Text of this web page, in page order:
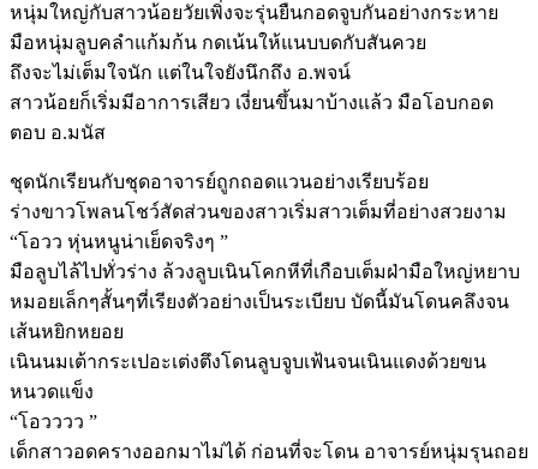
หนุ่มใหญ่กับสาวน้อยวัยเพิ่งจะรุ่นยืนกอดจูบกันอย่างกระหาย
มือหนุ่มลูบคลำแก้มก้น กดเน้นให้แนบบดกับสันควย
ถึงจะไม่เต็มใจนัก แต่ในใจยังนึกถึง อ.พจน์
สาวน้อยก็เริ่มมีอาการเสียว เงี่ยนขึ้นมาบ้างแล้ว มือโอบกอด
ตอบ อ.มนัส
ชุดนักเรียนกับชุดอาจารย์ถูกถอดแวนอย่างเรียบร้อย
ร่างขาวโพลนโชว์สัดส่วนของสาวเริ่มสาวเต็มที่อย่างสวยงาม
“โอวว หุ่นหนูน่าเย็ดจริงๆ ”
มือลูบไล้ไปทั่วร่าง ล้วงลูบเนินโคกหีที่เกือบเต็มฝ่ามือใหญ่หยาบ
หมอยเล็กๆสั้นๆที่เรียงตัวอย่างเป็นระเบียบ บัดนี้มันโดนคลึงจน
เส้นหยิกหยอย
เนินนมเต้ากระเปอะเต่งตึงโดนลูบจูบเฟ้นจนเนินแดงด้วยขน
หนวดแข็ง
“โอวววว ”
เด็กสาวอดครางออกมาไม่ได้ ก่อนที่จะโดน อาจารย์หนุ่มรุนถอย